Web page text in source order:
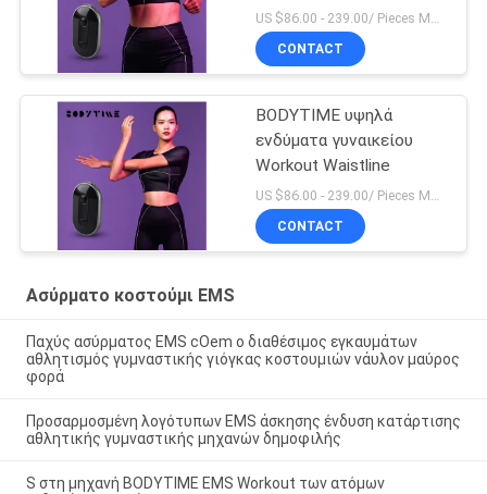
US $86.00 - 239.00/ Pieces MOQ:1pieces
CONTACT
BODYTIME υψηλά
ενδύματα γυναικείου
Workout Waistline
US $86.00 - 239.00/ Pieces MOQ:1pieces
CONTACT
Ασύρματο κοστούμι EMS
Παχύς ασύρματος EMS cOem ο διαθέσιμος εγκαυμάτων
αθλητισμός γυμναστικής γιόγκας κοστουμιών νάυλον μαύρος
φορά
Προσαρμοσμένη λογότυπων EMS άσκησης ένδυση κατάρτισης
αθλητικής γυμναστικής μηχανών δημοφιλής
S στη μηχανή BODYTIME EMS Workout των ατόμων